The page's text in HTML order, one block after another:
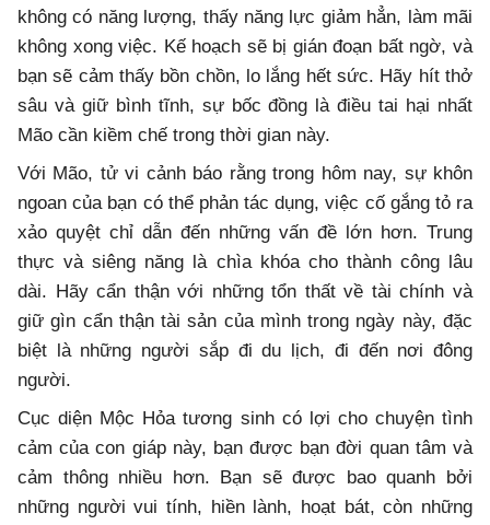
không có năng lượng, thấy năng lực giảm hẳn, làm mãi
không xong việc. Kế hoạch sẽ bị gián đoạn bất ngờ, và
bạn sẽ cảm thấy bồn chồn, lo lắng hết sức. Hãy hít thở
sâu và giữ bình tĩnh, sự bốc đồng là điều tai hại nhất
Mão cần kiềm chế trong thời gian này.
Với Mão, tử vi cảnh báo rằng trong hôm nay, sự khôn
ngoan của bạn có thể phản tác dụng, việc cố gắng tỏ ra
xảo quyệt chỉ dẫn đến những vấn đề lớn hơn. Trung
thực và siêng năng là chìa khóa cho thành công lâu
dài. Hãy cẩn thận với những tổn thất về tài chính và
giữ gìn cẩn thận tài sản của mình trong ngày này, đặc
biệt là những người sắp đi du lịch, đi đến nơi đông
người.
Cục diện Mộc Hỏa tương sinh có lợi cho chuyện tình
cảm của con giáp này, bạn được bạn đời quan tâm và
cảm thông nhiều hơn. Bạn sẽ được bao quanh bởi
những người vui tính, hiền lành, hoạt bát, còn những